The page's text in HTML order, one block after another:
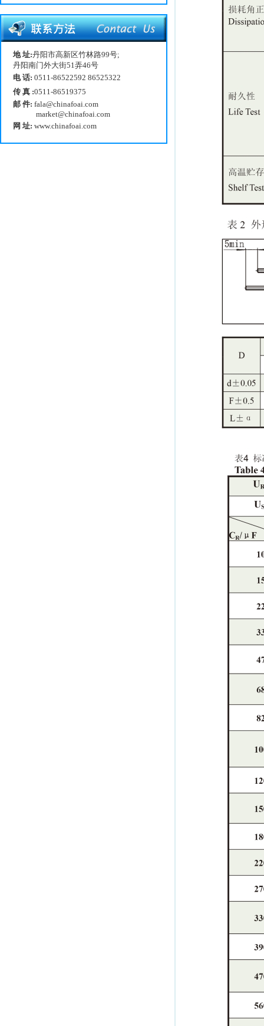
地 址:丹阳市高新区竹林路99号;
丹阳南门外大街51弄46号
电 话: 0511-86522592 86525322
传 真 :0511-86519375
邮 件: fala@chinafoai.com
market@chinafoai.com
网 址: www.chinafoai.com